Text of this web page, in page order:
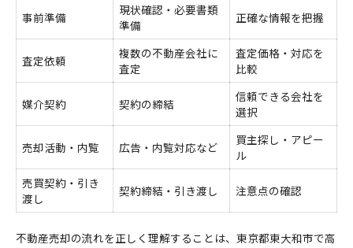
事前準備
現状確認・必要書類
準備
正確な情報を把握
査定依頼
複数の不動産会社に
査定
査定価格・対応を
比較
媒介契約 契約の締結
信頼できる会社を
選択
売却活動・内覧 広告・内覧対応など
買主探し・アピー
ル
売買契約・引き
渡し
契約締結・引き渡し 注意点の確認
不動産売却の流れを正しく理解することは、東京都東大和市で高